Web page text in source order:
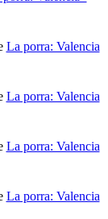
La porra: Valencia
La porra: Valencia
La porra: Valencia
La porra: Valencia